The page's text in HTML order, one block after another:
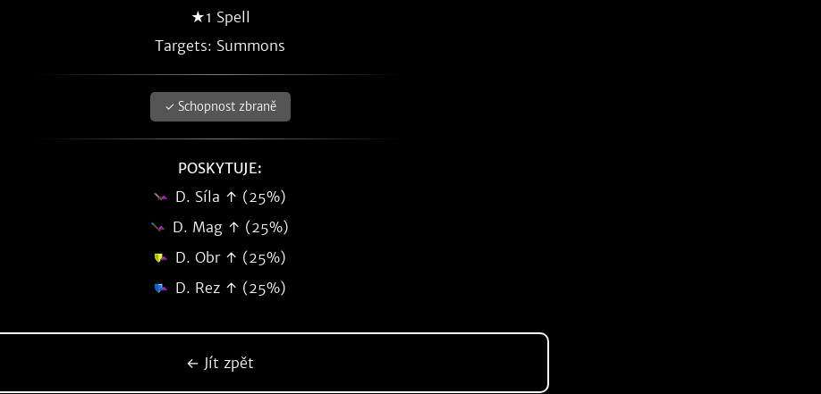
★1 Spell
Targets: Summons
✓ Schopnost zbraně
POSKYTUJE:
D. Síla ↑ (25%)
D. Mag ↑ (25%)
D. Obr ↑ (25%)
D. Rez ↑ (25%)
← Jít zpět